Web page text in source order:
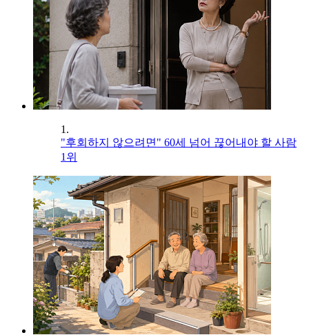
1.
"후회하지 않으려면" 60세 넘어 끊어내야 할 사람
1위